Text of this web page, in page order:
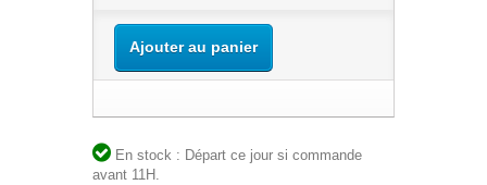
Ajouter au panier
En stock : Départ ce jour si commande
avant 11H.